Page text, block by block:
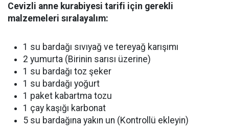
Cevizli anne kurabiyesi tarifi için gerekli
malzemeleri sıralayalım:
1 su bardağı sıvıyağ ve tereyağ karışımı
2 yumurta (Birinin sarısı üzerine)
1 su bardağı toz şeker
1 su bardağı yoğurt
1 paket kabartma tozu
1 çay kaşığı karbonat
5 su bardağına yakın un (Kontrollü ekleyin)